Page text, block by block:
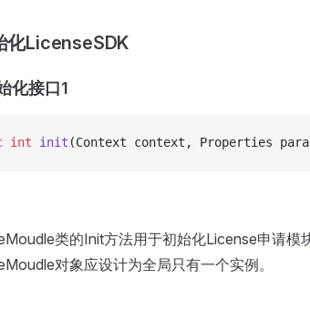
化LicenseSDK
化接口1
int init (Context context, Properties
类的Init方法用于初始化License申请模
对象应设计为全局只有一个实例。